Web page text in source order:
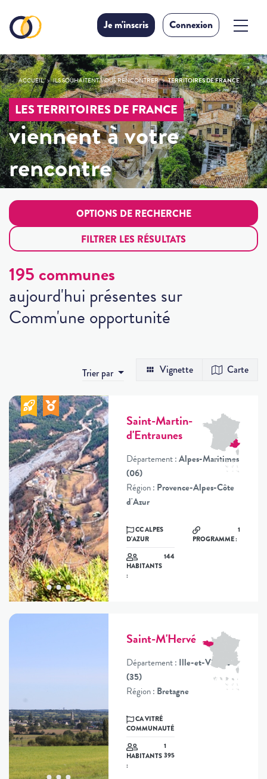
Je m'inscris Connexion
ACCUEIL ILS SOUHAITENT VOUS RENCONTRER TERRITOIRES DE FRANCE
LES TERRITOIRES DE FRANCE
viennent à votre
rencontre
OPTIONS DE RECHERCHE
FILTRER LES RÉSULTATS
195 communes
aujourd'hui présentes sur
Comm'une opportunité
Trier par Vignette Carte
Saint-Martin-
d'Entraunes
Département :Alpes-Maritimes
(06)
Région : Provence-Alpes-Côte
d'Azur
CC ALPES
D'AZUR
HABITANTS
:
144
PROGRAMME :
1
Saint-M'Hervé
Département : Ille-et-Vilaine
(35)
Région : Bretagne
CA VITRÉ
COMMUNAUTÉ
HABITANTS
:
1
395